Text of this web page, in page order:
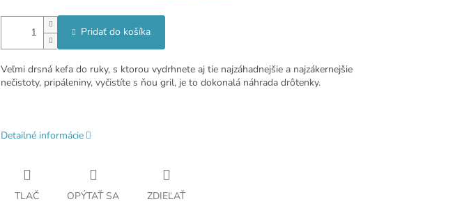
Pridať do košíka
Veľmi drsná kefa do ruky, s ktorou vydrhnete aj tie najzáhadnejšie a najzákernejšie
nečistoty, pripáleniny, vyčistíte s ňou gril, je to dokonalá náhrada drôtenky.
Detailné informácie
TLAČ OPÝTAŤ SA ZDIEĽAŤ